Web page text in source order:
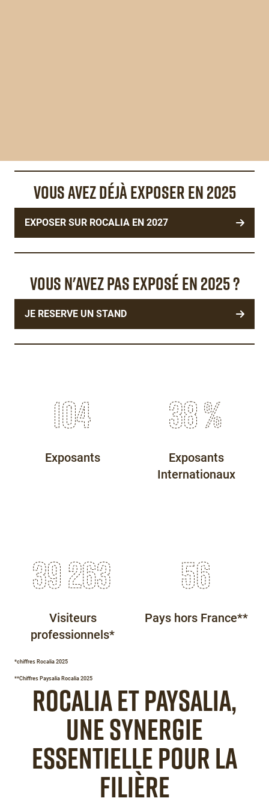
Éditeur
texte
VOUS AVEZ DÉJÀ EXPOSER EN 2025
EXPOSER SUR ROCALIA EN 2027
Éditeur
texte
VOUS N'AVEZ PAS EXPOSÉ EN 2025 ?
JE RESERVE UN STAND
108
Exposants
40%
Exposants
Internationaux
40 894
Visiteurs
professionnels*
59
Pays hors France**
Éditeur
de
texte
*chiffres Rocalia 2025
**Chiffres Paysalia Rocalia 2025
Éditeur
de
ROCALIA ET PAYSALIA,
UNE SYNERGIE
ESSENTIELLE POUR LA
FILIÈRE